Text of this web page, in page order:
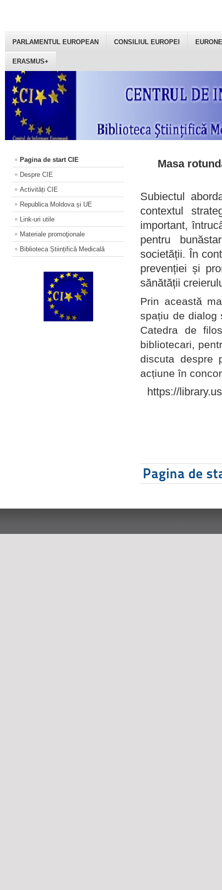
PARLAMENTUL EUROPEAN CONSILIUL EUROPEI
ERASMUS+
Pagina de start CIE
Despre CIE
Activități CIE
Republica Moldova și UE
Link-uri utile
Materiale promoţionale
Biblioteca Științifică Medicală
Masa
Subiectul
contextul
important,
pentru
societății. În
prevenției și
sănătății
Prin această
spațiu de dialog
Catedra de
bibliotecari,
discuta despre
acțiune în
https://
Pagina de